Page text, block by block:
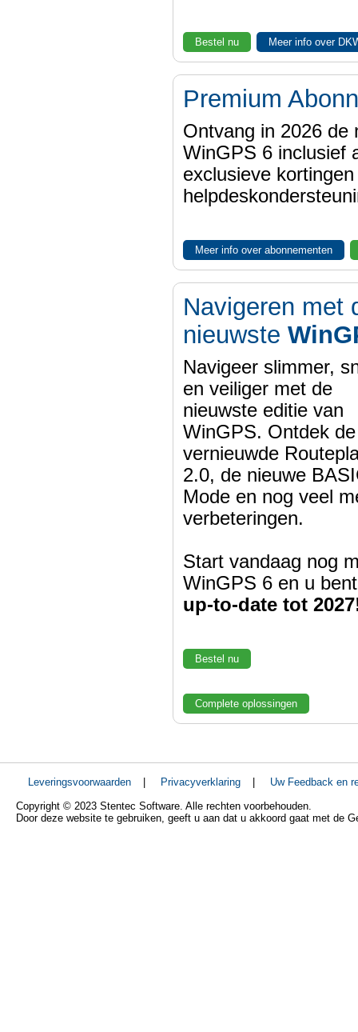
Bestel nu Meer info over
Premium
Ontvang in 2026 de
WinGPS 6 inclusief
exclusieve
Meer info over abonnementen
Navigeren met
nieuwste
Navigeer slimmer,
en veiliger met de
nieuwste editie van
WinGPS. Ontdek de
vernieuwde
2.0, de nieuwe
Mode en nog veel
verbeteringen.
Start vandaag nog
WinGPS 6 en u bent
up-to-date tot
Bestel nu
Complete oplossingen
Leveringsvoorwaarden | Privacyverklaring |
Uw Feedback en
Copyright © 2023 Stentec Software. Alle rechten voorbehouden.
Door deze website te gebruiken, geeft u aan dat u akkoord gaat met de